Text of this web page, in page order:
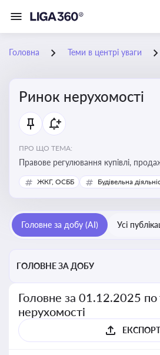
Головна Теми в центрі уваги
Ринок нерухомості
ПРО ЩО ТЕМА:
Правове регулювання купівлі,
управління нерухомістю, що є
інвесторів, забудовників і власників
ЖКГ, ОСББ Будівельна
Головне за добу (AI) Усі
ГОЛОВНЕ ЗА ДОБУ
Головне за 01.12.2025 по
нерухомості
ЕКСПОРТ